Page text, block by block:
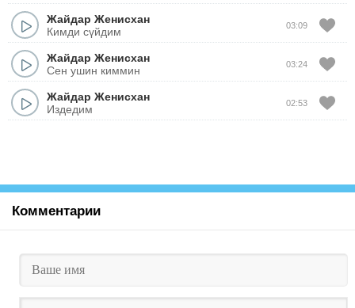
Жайдар Женисхан
Кимди сүйдим
03:09
Жайдар Женисхан
Сен ушин киммин
03:24
Жайдар Женисхан
Издедим
02:53
Комментарии